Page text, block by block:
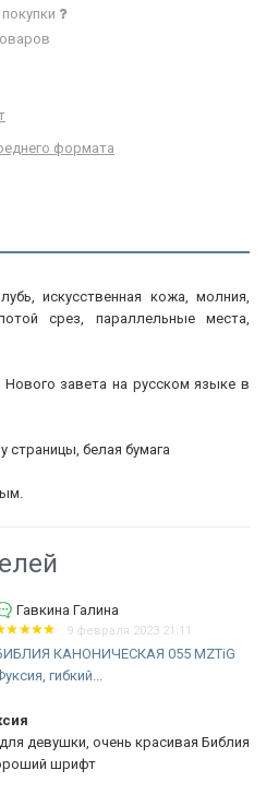
формата
искусственная кожа, молния,
срез, параллельные места,
Нового завета на русском языке в
страницы, белая бумага
Галина
февраля 2023 21:11
055 MZTiG
очень красивая Библия,